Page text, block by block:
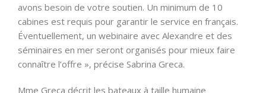
avons besoin de votre soutien. Un minimum de 10
cabines est requis pour garantir le service en français.
Éventuellement, un webinaire avec Alexandre et des
séminaires en mer seront organisés pour mieux faire
connaître l’offre », précise Sabrina Greca.
Mme Greca décrit les bateaux à taille humaine